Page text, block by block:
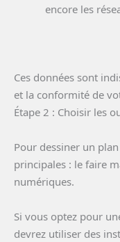
encore les
Ces données sont
et la conformité de
Étape 2 : Choisir les
Pour dessiner un
principales : le faire
numériques.
Si vous optez pour
devrez utiliser des